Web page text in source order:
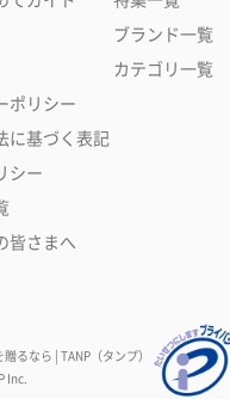
ポリシー
に基づく表記
シー
皆さまへ
ブランド一覧
カテゴリ一覧
るなら | TANP（タンプ）
Inc.